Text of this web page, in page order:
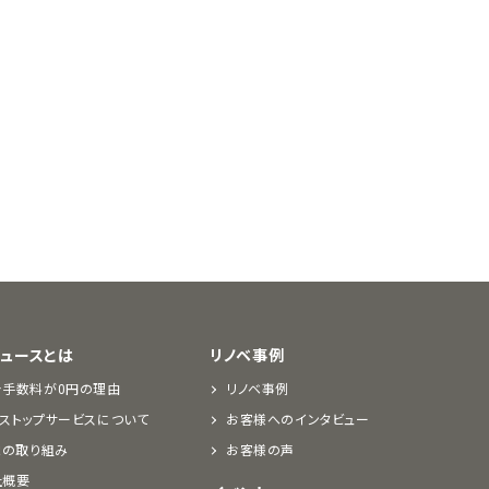
ースとは
数料が0円の理由
トップサービスについて
の取り組み
要
リノベ事例
リノベ事例
お客様へのインタビュー
お客様の声